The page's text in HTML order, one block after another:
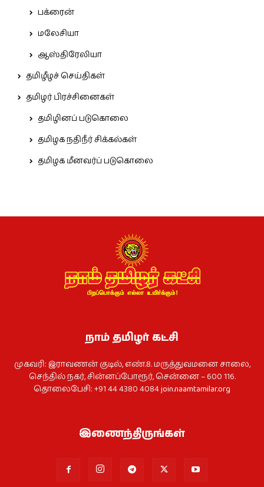
பக்ரைன்
மலேசியா
ஆஸ்திரேலியா
தமிழீழச் செய்திகள்
தமிழர் பிரச்சினைகள்
தமிழினப் படுகொலை
தமிழக நதிநீர் சிக்கல்கள்
தமிழக மீனவர்ப் படுகொலை
நாம் தமிழர் கட்சி
முகவரி: இராவணன் குடில், எண்.8. மருத்துவமனை சாலை,
செந்தில் நகர், சின்னப்போரூர், சென்னை – 600 116.
தொலைபேசி: +91 44 4380 4084join.naamtamilar.org
இணைந்திருங்கள்